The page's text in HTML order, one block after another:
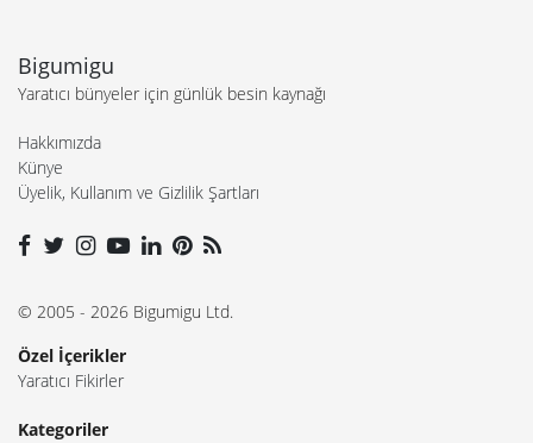
Bigumigu
Yaratıcı bünyeler için günlük besin kaynağı
Hakkımızda
Künye
Üyelik, Kullanım ve Gizlilik Şartları
© 2005 - 2026 Bigumigu Ltd.
Özel İçerikler
Yaratıcı Fikirler
Kategoriler